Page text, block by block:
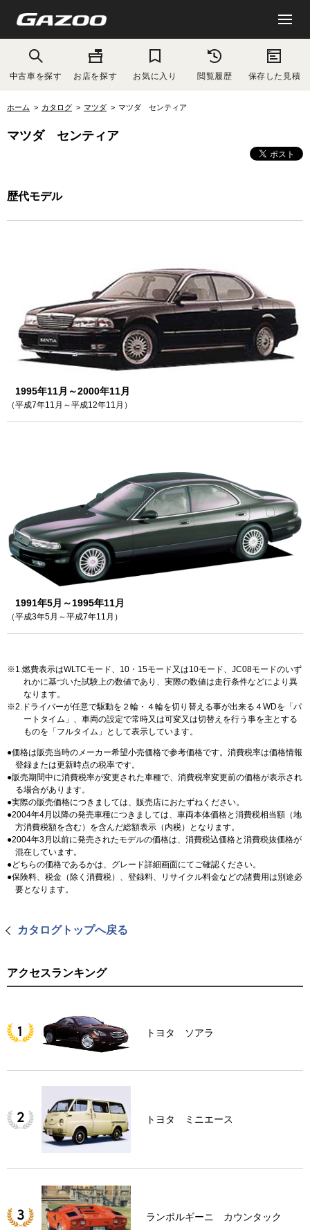
中古車を探す お店を探す お気に入り 閲覧履歴 保存した見積
ホーム カタログ マツダ マツダ センティア
マツダ センティア
歴代モデル
1995年11月～2000年11月
（平成7年11月～平成12年11月）
1991年5月～1995年11月
（平成3年5月～平成7年11月）
1.燃費表示はWLTCモード、10・15モード又は10モード、JC08モードのいず
れかに基づいた試験上の数値であり、実際の数値は走行条件などにより異
なります。
2.ドライバーが任意で駆動を２輪・４輪を切り替える事が出来る４WDを「パ
ートタイム」、車両の設定で常時又は可変又は切替えを行う事を主とする
ものを「フルタイム」として表示しています。
価格は販売当時のメーカー希望小売価格で参考価格です。消費税率は価格情報
登録または更新時点の税率です。
販売期間中に消費税率が変更された車種で、消費税率変更前の価格が表示され
る場合があります。
実際の販売価格につきましては、販売店におたずねください。
2004年4月以降の発売車種につきましては、車両本体価格と消費税相当額（地
方消費税額を含む）を含んだ総額表示（内税）となります。
2004年3月以前に発売されたモデルの価格は、消費税込価格と消費税抜価格が
混在しています。
どちらの価格であるかは、グレード詳細画面にてご確認ください。
保険料、税金（除く消費税）、登録料、リサイクル料金などの諸費用は別途必
要となります。
カタログトップへ戻る
アクセスランキング
トヨタ ソアラ
トヨタ ミニエース
ランボルギーニ カウンタック